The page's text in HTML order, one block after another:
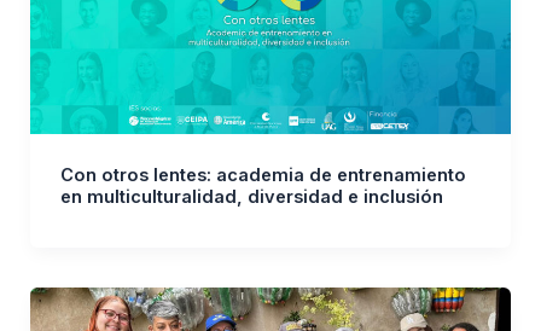
Con otros lentes: academia de entrenamiento
en multiculturalidad, diversidad e inclusión